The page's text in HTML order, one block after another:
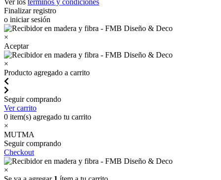
Ver los términos y condiciones
Finalizar registro
o iniciar sesión
×
Aceptar
×
Producto agregado a carrito
Seguir comprando
Ver carrito
0 item(s) agregado tu carrito
×
MUTMA
Seguir comprando
Checkout
×